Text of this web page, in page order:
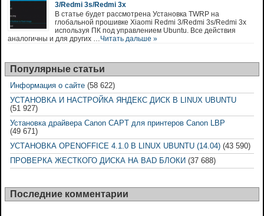
3/Redmi 3s/Redmi 3x
В статье будет рассмотрена Установка TWRP на
глобальной прошивке Xiaomi Redmi 3/Redmi 3s/Redmi 3x
используя ПК под управлением Ubuntu. Все действия
аналогичны и для других …Читать дальше »
Популярные статьи
Информация о сайте (58 622)
УСТАНОВКА И НАСТРОЙКА ЯНДЕКС ДИСК В LINUX UBUNTU
(51 927)
Установка драйвера Canon CAPT для принтеров Canon LBP
(49 671)
УСТАНОВКА OPENOFFICE 4.1.0 В LINUX UBUNTU (14.04) (43 590)
ПРОВЕРКА ЖЕСТКОГО ДИСКА НА BAD БЛОКИ (37 688)
Последние комментарии